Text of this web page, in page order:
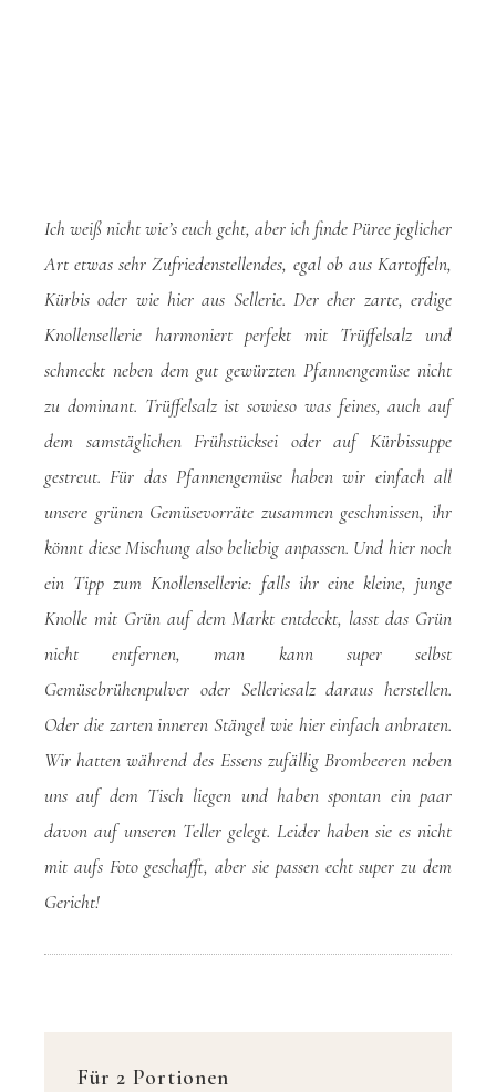
Ich weiß nicht wie’s euch geht, aber ich finde Püree jeglicher
Art etwas sehr Zufriedenstellendes, egal ob aus Kartoffeln,
Kürbis oder wie hier aus Sellerie. Der eher zarte, erdige
Knollensellerie harmoniert perfekt mit Trüffelsalz und
schmeckt neben dem gut gewürzten Pfannengemüse nicht
zu dominant. Trüffelsalz ist sowieso was feines, auch auf
dem samstäglichen Frühstücksei oder auf Kürbissuppe
gestreut. Für das Pfannengemüse haben wir einfach all
unsere grünen Gemüsevorräte zusammen geschmissen, ihr
könnt diese Mischung also beliebig anpassen. Und hier noch
ein Tipp zum Knollensellerie: falls ihr eine kleine, junge
Knolle mit Grün auf dem Markt entdeckt, lasst das Grün
nicht entfernen, man kann super selbst
Gemüsebrühenpulver oder Selleriesalz daraus herstellen.
Oder die zarten inneren Stängel wie hier einfach anbraten.
Wir hatten während des Essens zufällig Brombeeren neben
uns auf dem Tisch liegen und haben spontan ein paar
davon auf unseren Teller gelegt. Leider haben sie es nicht
mit aufs Foto geschafft, aber sie passen echt super zu dem
Gericht!
Für 2 Portionen